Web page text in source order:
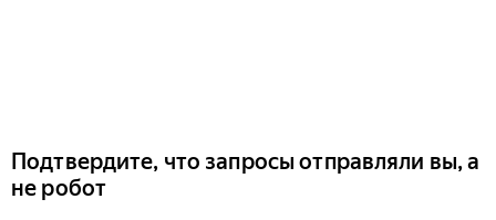
Подтвердите, что запросы отправляли вы, а
не робот